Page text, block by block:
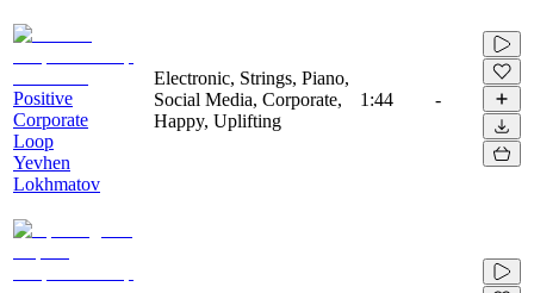
Positive
Corporate
Loop
Yevhen
Lokhmatov
Electronic, Strings, Piano,
Social Media, Corporate,
Happy, Uplifting
1:44 -